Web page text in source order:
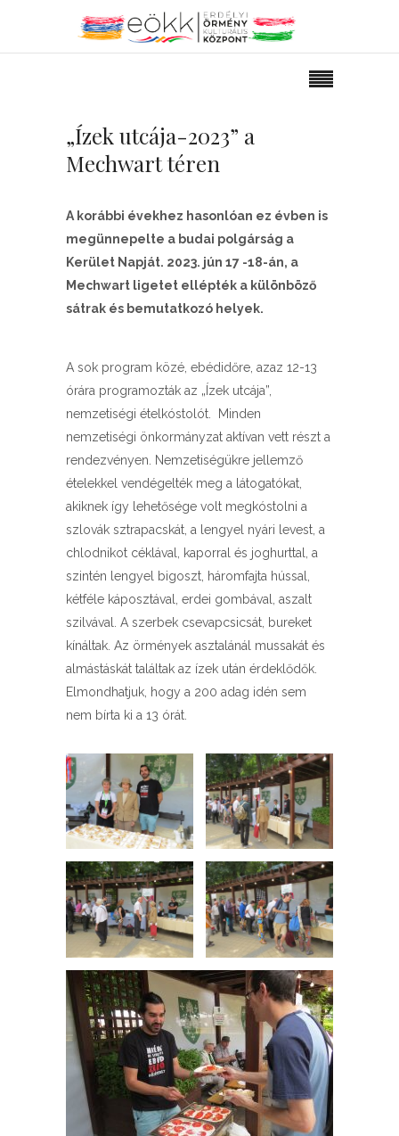
„Ízek utcája-2023” a
Mechwart téren
A korábbi évekhez hasonlóan ez évben is
megünnepelte a budai polgárság a
Kerület Napját. 2023. jún 17 -18-án, a
Mechwart ligetet ellépték a különböző
sátrak és bemutatkozó helyek.
A sok program közé, ebédidőre, azaz 12-13
órára programozták az „Ízek utcája”,
nemzetiségi ételkóstolót. Minden
nemzetiségi önkormányzat aktívan vett részt a
rendezvényen. Nemzetiségükre jellemző
ételekkel vendégelték meg a látogatókat,
akiknek így lehetősége volt megkóstolni a
szlovák sztrapacskát, a lengyel nyári levest, a
chlodnikot céklával, kaporral és joghurttal, a
szintén lengyel bigoszt, háromfajta hússal,
kétféle káposztával, erdei gombával, aszalt
szilvával. A szerbek csevapcsicsát, bureket
kínáltak. Az örmények asztalánál mussakát és
almástáskát találtak az ízek után érdeklődők.
Elmondhatjuk, hogy a 200 adag idén sem
nem bírta ki a 13 órát.